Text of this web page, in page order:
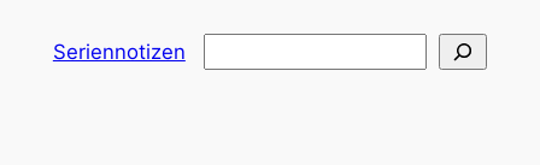
InhaltSeriennotizen